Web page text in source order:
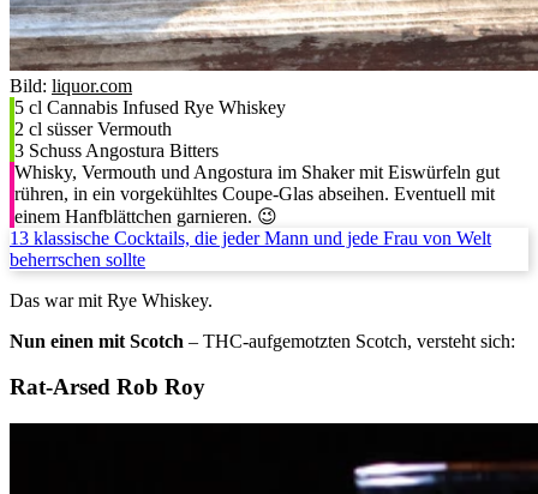
Bild: liquor.com
5 cl Cannabis Infused Rye Whiskey
2 cl süsser Vermouth
3 Schuss Angostura Bitters
Whisky, Vermouth und Angostura im Shaker mit Eiswürfeln gut
rühren, in ein vorgekühltes Coupe-Glas abseihen. Eventuell mit
einem Hanfblättchen garnieren. 😉
13 klassische Cocktails, die jeder Mann und jede Frau von Welt
beherrschen sollte
Das war mit Rye Whiskey.
Nun einen mit Scotch – THC-aufgemotzten Scotch, versteht sich:
Rat-Arsed Rob Roy